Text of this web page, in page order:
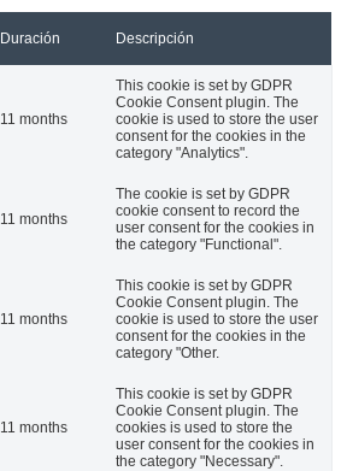
Duración Descripción
11 months
This cookie is set by GDPR
Cookie Consent plugin. The
cookie is used to store the user
consent for the cookies in the
category "Analytics".
11 months
The cookie is set by GDPR
cookie consent to record the
user consent for the cookies in
the category "Functional".
11 months
This cookie is set by GDPR
Cookie Consent plugin. The
cookie is used to store the user
consent for the cookies in the
category "Other.
11 months
This cookie is set by GDPR
Cookie Consent plugin. The
cookies is used to store the
user consent for the cookies in
the category "Necessary".